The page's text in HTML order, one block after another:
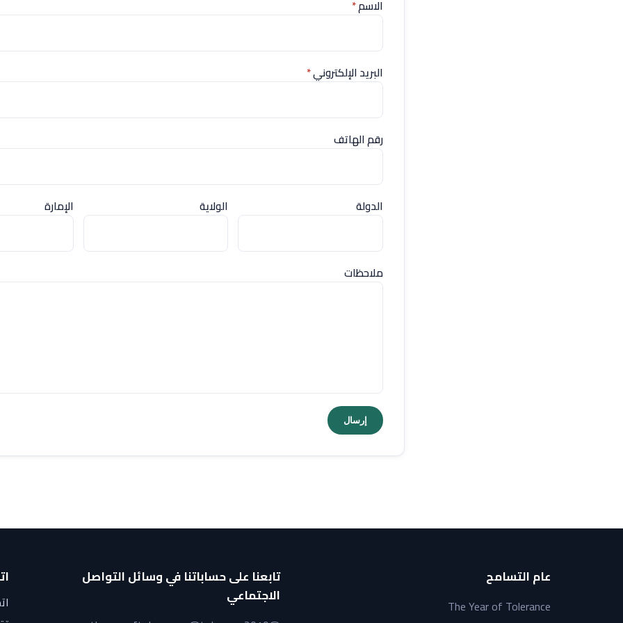
الاسم*
البريد الإلكتروني*
رقم الهاتف
الدولة الولاية الإمارة
ملاحظات
إرسال
عام التسامح
The Year of Tolerance
تابعنا على حساباتنا في وسائل التواصل
الاجتماعي